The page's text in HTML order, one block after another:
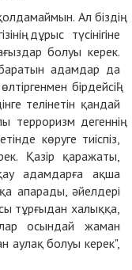
Ал біздің
дұрыс түсінігіне
болуы керек.
адамдар да
бірдейсің"
телінетін қандай
дегеннің
көруге тиіспіз,
Қазір қаражаты,
адамдарға ақша
апарады, әйелдері
тұрғыдан халыққа,
осындай жаман
аулақ болуы керек",